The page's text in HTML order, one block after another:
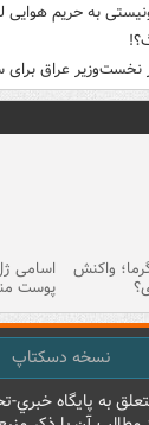
به حریم هوایی
عراق
واکنش اسامی
پوست
نسخه دسکتاپ
به پایگاه